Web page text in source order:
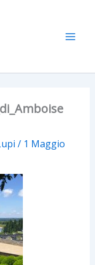
/ 1 Maggio